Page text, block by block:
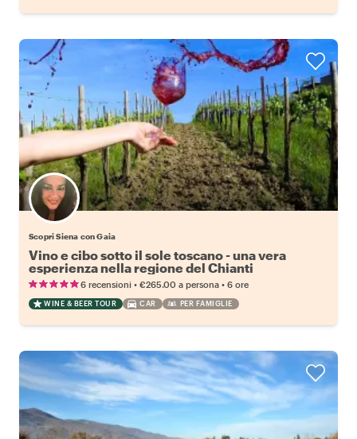
Scopri Siena con Gaia
Vino e cibo sotto il sole toscano - una vera
esperienza nella regione del Chianti
6 recensioni • €265.00 a persona • 6 ore
WINE & BEER TOUR CAR PER FAMIGLIE